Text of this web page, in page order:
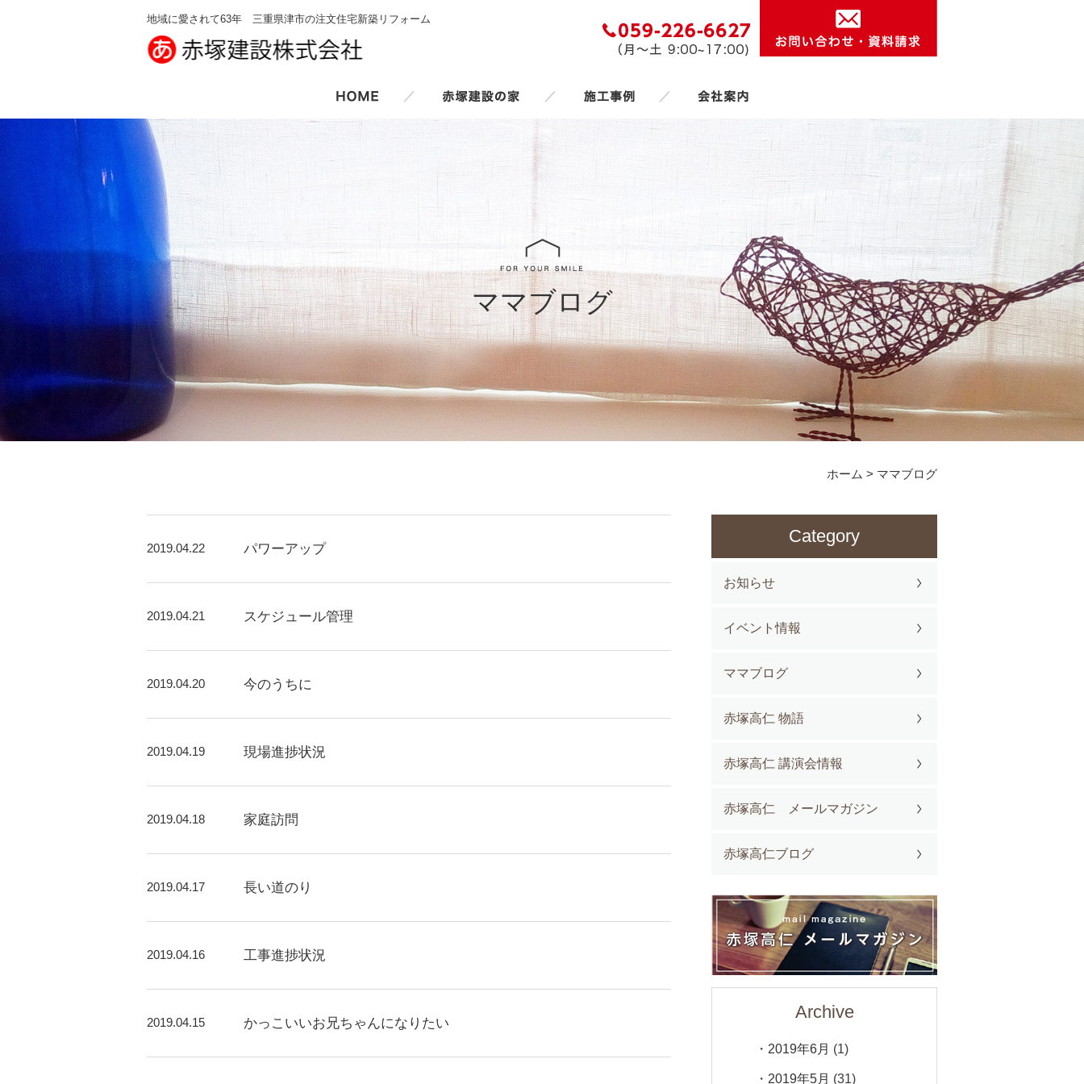
地域に愛されて63年 三重県津市の注文住宅新築リフォーム
／ ／ ／
ママブログ
ホーム > ママブログ
2019.04.22 パワーアップ
2019.04.21 スケジュール管理
2019.04.20 今のうちに
2019.04.19 現場進捗状況
2019.04.18 家庭訪問
2019.04.17 長い道のり
2019.04.16 工事進捗状況
2019.04.15 かっこいいお兄ちゃんになりたい
Category
お知らせ
イベント情報
ママブログ
赤塚高仁 物語
赤塚高仁 講演会情報
赤塚高仁 メールマガジン
赤塚高仁ブログ
Archive
2019年6月 (1)
2019年5月 (31)